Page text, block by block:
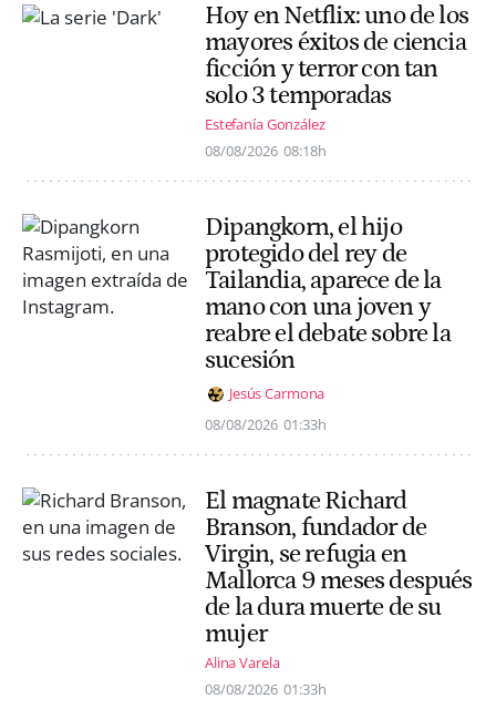
Hoy en Netflix: uno de los
mayores éxitos de ciencia
ficción y terror con tan
solo 3 temporadas
Estefanía González
08/08/2026 08:18h
Dipangkorn, el hijo
protegido del rey de
Tailandia, aparece de la
mano con una joven y
reabre el debate sobre la
sucesión
Jesús Carmona
08/08/2026 01:33h
El magnate Richard
Branson, fundador de
Virgin, se refugia en
Mallorca 9 meses después
de la dura muerte de su
mujer
Alina Varela
08/08/2026 01:33h